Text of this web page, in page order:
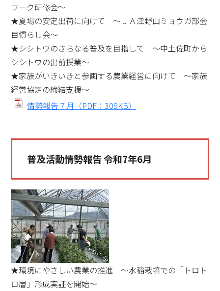
ワーク研修会～
★夏場の安定出荷に向けて ～ＪＡ津野山ミョウガ部会
目慣らし会～
★シシトウのさらなる普及を目指して ～中土佐町から
シシトウの出前授業～
★家族がいきいきと参画する農業経営に向けて ～家族
経営協定の締結支援～
情勢報告７月（PDF：309KB）
普及活動情勢報告 令和7年6月
★環境にやさしい農業の推進 ～水稲栽培での「トロト
ロ層」形成実証を開始～